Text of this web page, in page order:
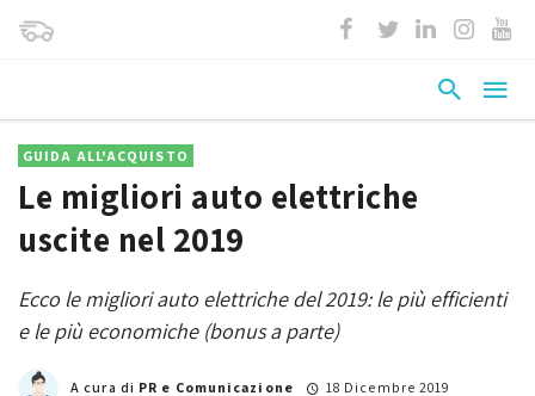
GUIDA ALL'ACQUISTO
Le migliori auto elettriche
uscite nel 2019
Ecco le migliori auto elettriche del 2019: le più efficienti
e le più economiche (bonus a parte)
A cura di PR e Comunicazione 18 Dicembre 2019